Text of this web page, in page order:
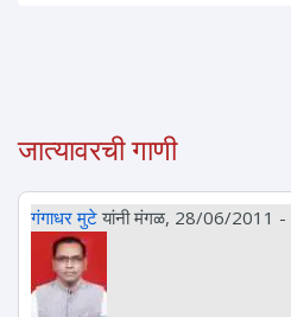
जात्यावरची गाणी
गंगाधर मुटेयांनी मंगळ, 28/06/2011 -